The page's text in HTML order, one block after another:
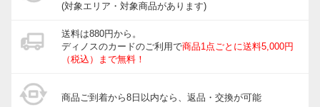
(対象エリア・対象商品があります)
送料は880円から。
ディノスのカードのご利用で商品1点ごとに送料5,000円
（税込）まで無料！
商品ご到着から8日以内なら、返品・交換が可能